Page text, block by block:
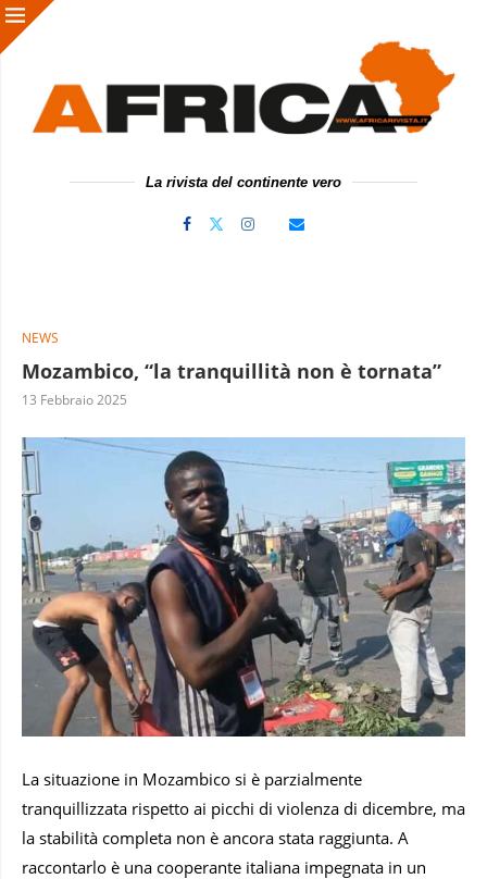
La rivista del continente vero
NEWS
Mozambico, “la tranquillità non è tornata”
13 Febbraio 2025
La situazione in Mozambico si è parzialmente
tranquillizzata rispetto ai picchi di violenza di dicembre, ma
la stabilità completa non è ancora stata raggiunta. A
raccontarlo è una cooperante italiana impegnata in un